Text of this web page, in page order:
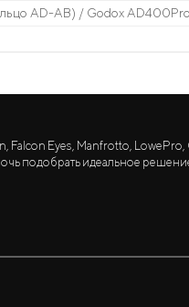
AD-AB) / Godox AD400Pro
Eyes, Manfrotto,
подобрать идеальное